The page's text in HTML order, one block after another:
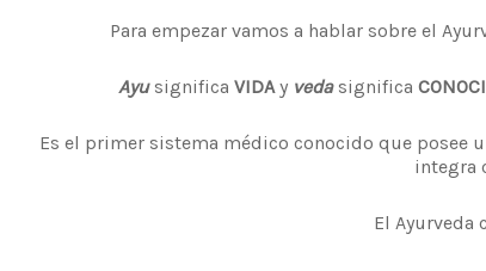
Para empezar vamos a hablar sobre el
AyusignificaVIDAy vedasignifica
Es el primer sistema médico conocido que posee
integra
El Ayurveda